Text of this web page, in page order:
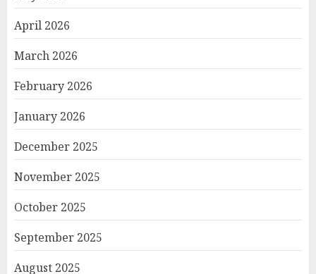
April 2026
March 2026
February 2026
January 2026
December 2025
November 2025
October 2025
September 2025
August 2025